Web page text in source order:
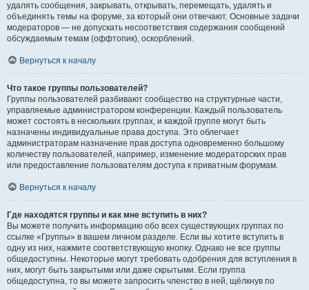
удалять сообщения, закрывать, открывать, перемещать, удалять и
объединять темы на форуме, за который они отвечают. Основные задачи
модераторов — не допускать несоответствия содержания сообщений
обсуждаемым темам (оффтопик), оскорблений.
Вернуться к началу
Что такое группы пользователей?
Группы пользователей разбивают сообщество на структурные части,
управляемые администратором конференции. Каждый пользователь
может состоять в нескольких группах, и каждой группе могут быть
назначены индивидуальные права доступа. Это облегчает
администраторам назначение прав доступа одновременно большому
количеству пользователей, например, изменение модераторских прав
или предоставление пользователям доступа к приватным форумам.
Вернуться к началу
Где находятся группы и как мне вступить в них?
Вы можете получить информацию обо всех существующих группах по
ссылке «Группы» в вашем личном разделе. Если вы хотите вступить в
одну из них, нажмите соответствующую кнопку. Однако не все группы
общедоступны. Некоторые могут требовать одобрения для вступления в
них, могут быть закрытыми или даже скрытыми. Если группа
общедоступна, то вы можете запросить членство в ней, щёлкнув по